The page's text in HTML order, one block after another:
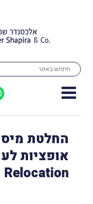
החלטת
אופציות
Relocation